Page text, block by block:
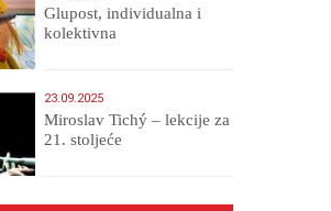
Glupost, individualna i
kolektivna
23.09.2025
Miroslav Tichý – lekcije za
21. stoljeće